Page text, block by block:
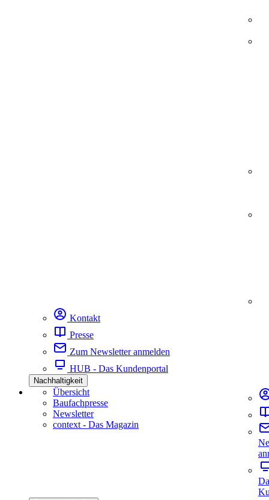
Kontakt
Presse
Zum Newsletter anmelden
HUB - Das Kundenportal
Nachhaltigkeit
Übersicht
Baufachpresse
Newsletter
context - Das Magazin